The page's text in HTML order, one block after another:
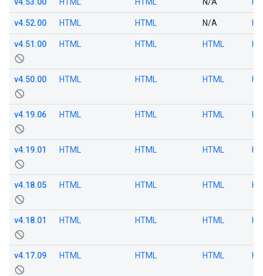
v4.52.00 HTML HTML N/A
v4.51.00
not_interested
HTML HTML HTML
v4.50.00
not_interested
HTML HTML HTML
v4.19.06
not_interested
HTML HTML HTML
v4.19.01
not_interested
HTML HTML HTML
v4.18.05
not_interested
HTML HTML HTML
v4.18.01
not_interested
HTML HTML HTML
v4.17.09
not_interested
HTML HTML HTML